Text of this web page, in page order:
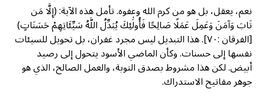
نعم، يعقل، بل هو من كرم الله وعفوه. تأمل هذه الآية: (إِلَّا مَن
تَابَ وَآمَنَ وَعَمِلَ عَمَلًا صَالِحًا فَأُولَٰئِكَ يُبَدِّلُ اللَّهُ سَيِّئَاتِهِمْ حَسَنَاتٍ)
[الفرقان :٧٠]. هذا التبديل ليس مجرد غفران، بل تحويل للسيئات
نفسها إلى حسنات. وكأن الماضي الأسود يتحول إلى رصيد
أبيض. لكن هذا مشروط بصدق التوبة، والعمل الصالح، الذي هو
جوهر مفاتيح الاستدراك.